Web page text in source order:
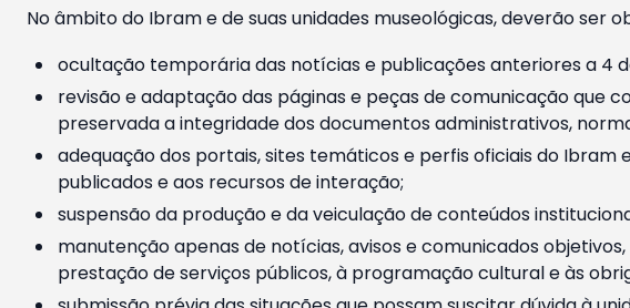
No âmbito do Ibram e de suas unidades museológicas, deverão ser
ocultação temporária das notícias e publicações anteriores a 4
revisão e adaptação das páginas e peças de comunicação que
preservada a integridade dos documentos administrativos,
adequação dos portais, sites temáticos e perfis oficiais do Ibram
publicados e aos recursos de interação;
suspensão da produção e da veiculação de conteúdos
manutenção apenas de notícias, avisos e comunicados
prestação de serviços públicos, à programação cultural e às